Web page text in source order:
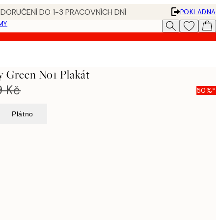
DO 1-3 PRACOVNÍCH DNÍ
POKLADNA
Green No1 Plakát
Kč 50%*
Plátno